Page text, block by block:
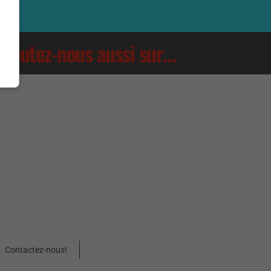
Écoutez-nous aussi sur…
Contactez-nous!